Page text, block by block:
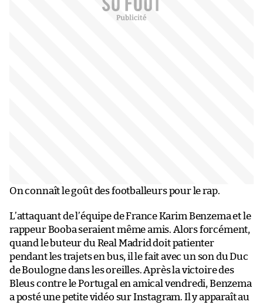
On connaît le goût des footballeurs pour le rap.
L’attaquant de l’équipe de France Karim Benzema et le
rappeur Booba seraient même amis. Alors forcément,
quand le buteur du Real Madrid doit patienter
pendant les trajets en bus, il le fait avec un son du Duc
de Boulogne dans les oreilles. Après la victoire des
Bleus contre le Portugal en amical vendredi, Benzema
a posté une petite vidéo sur Instagram. Il y apparaît au